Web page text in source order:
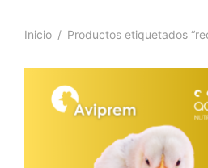
Inicio / Productos etiquetados